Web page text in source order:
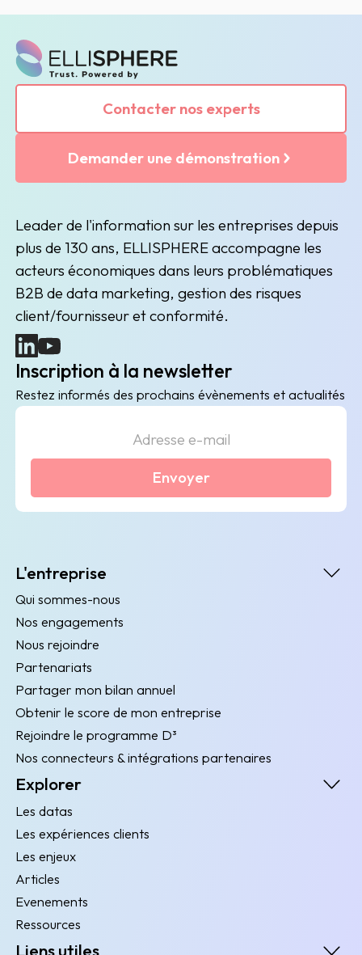
Contacter nos experts
Demander une démonstration
Leader de l'information sur les entreprises depuis
plus de 130 ans, ELLISPHERE accompagne les
acteurs économiques dans leurs problématiques
B2B de data marketing, gestion des risques
client/fournisseur et conformité.
(nouvelle fenêtre)
(nouvelle fenêtre)
Inscription à la newsletter
Restez informés des prochains évènements et actualités
Envoyer
L'entreprise
Qui sommes-nous
Nos engagements
Nous rejoindre
Partenariats
Partager mon bilan annuel
Obtenir le score de mon entreprise
Rejoindre le programme D³
Nos connecteurs & intégrations partenaires
Explorer
Les datas
Les expériences clients
Les enjeux
Articles
Evenements
Ressources
Liens utiles